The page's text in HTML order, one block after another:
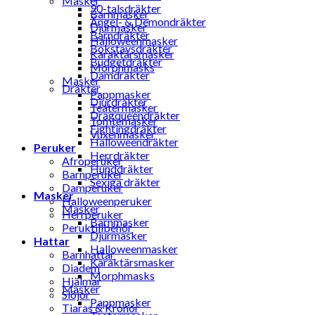
Barnmasker
Djurmasker
Halloweenmasker
Karaktärsmasker
Morphmasks
Masker
Pappmasker
Teatermasker
Tomtemasker
Vuxenmasker
Peruker
Afroperuker
Barnperuker
Damperuker
Halloweenperuker
Herrperuker
Peruktillbehör
Hattar
Barnhattar
Diadem
Hjälmar
Slöjor
Tiaras & Kronor
90-talsdräkter
Ängel- & Demondräkter
Barndräkter
Bokstavsdräkter
Budgetdräkter
Damdräkter
Dräkter
Djurdräkter
Dragqueendräkter
Fightingdräkter
Halloweendräkter
Herrdräkter
Hunddräkter
Sexiga dräkter
Masker
Masker
Barnmasker
Djurmasker
Halloweenmasker
Karaktärsmasker
Morphmasks
Masker
Pappmasker